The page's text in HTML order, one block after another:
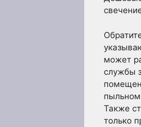
может
службы
Также
только